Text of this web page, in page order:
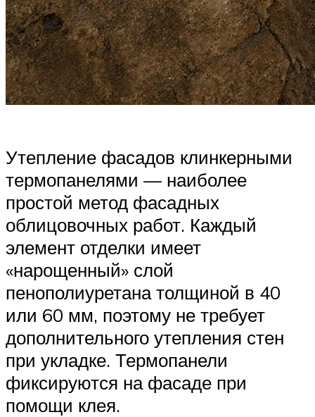
Утепление фасадов клинкерными
термопанелями — наиболее
простой метод фасадных
облицовочных работ. Каждый
элемент отделки имеет
«нарощенный» слой
пенополиуретана толщиной в 40
или 60 мм, поэтому не требует
дополнительного утепления стен
при укладке. Термопанели
фиксируются на фасаде при
помощи клея.